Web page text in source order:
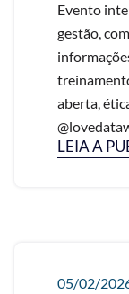
Evento
gestão,
aberta,
LEIA A
05/02/